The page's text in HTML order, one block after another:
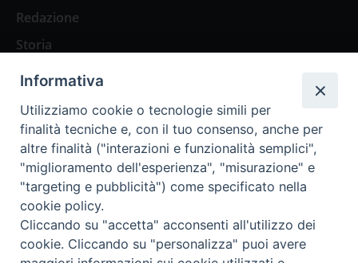
Redazione
Storia
Abbonamenti
Abbonamento Annuale Digitale
Abbonamento Annuale Cartaceo
Abbonamento Singola Copia Digitale
Informativa
Utilizziamo cookie o tecnologie simili per
finalità tecniche e, con il tuo consenso, anche per
altre finalità ("interazioni e funzionalità semplici",
"miglioramento dell'esperienza", "misurazione" e
"targeting e pubblicità") come specificato nella
cookie policy.
Cliccando su "accetta" acconsenti all'utilizzo dei
cookie. Cliccando su "personalizza" puoi avere